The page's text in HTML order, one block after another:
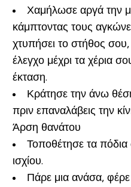
Χαμήλωσε αργά την
κάμπτοντας τους
χτυπήσει το στήθος
έλεγχο μέχρι τα χέρια
έκταση.
Κράτησε την άνω
πριν επαναλάβεις την
Άρση θανάτου
Τοποθέτησε τα
ισχίου.
Πάρε μια ανάσα,